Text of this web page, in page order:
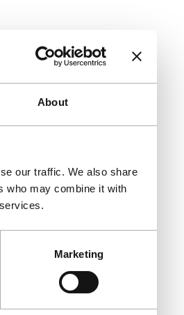
About
our traffic. We also share
who may combine it with
Marketing